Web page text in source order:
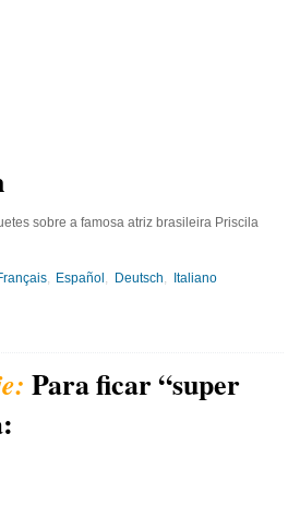
sobre a famosa atriz brasileira Priscila
Español Deutsch Italiano
Para ficar “super